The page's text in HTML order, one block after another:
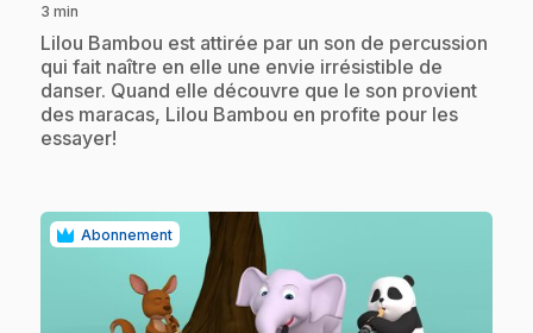
3 min
.Lilou Bambou est attirée par un son de percussion
qui fait naître en elle une envie irrésistible de
danser. Quand elle découvre que le son provient
des maracas, Lilou Bambou en profite pour les
essayer!
Abonnement